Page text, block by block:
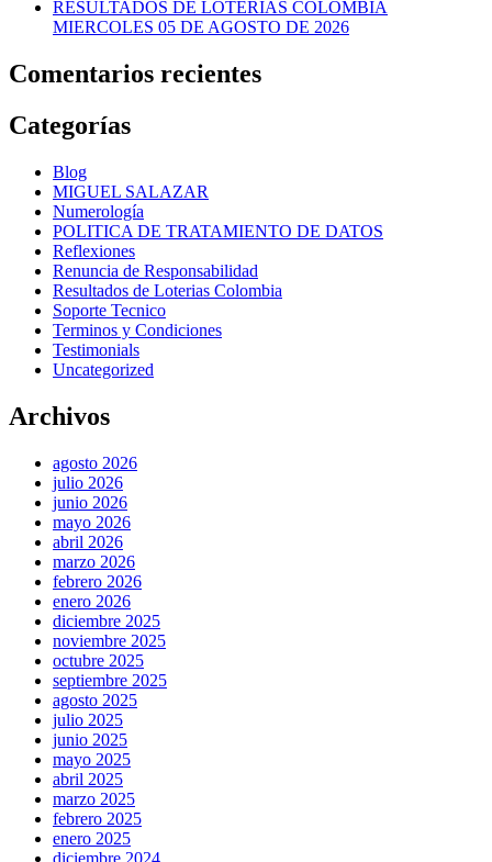
RESULTADOS DE LOTERIAS COLOMBIA
MIERCOLES 05 DE AGOSTO DE 2026
Comentarios recientes
Categorías
Blog
MIGUEL SALAZAR
Numerología
POLITICA DE TRATAMIENTO DE DATOS
Reflexiones
Renuncia de Responsabilidad
Resultados de Loterias Colombia
Soporte Tecnico
Terminos y Condiciones
Testimonials
Uncategorized
Archivos
agosto 2026
julio 2026
junio 2026
mayo 2026
abril 2026
marzo 2026
febrero 2026
enero 2026
diciembre 2025
noviembre 2025
octubre 2025
septiembre 2025
agosto 2025
julio 2025
junio 2025
mayo 2025
abril 2025
marzo 2025
febrero 2025
enero 2025
diciembre 2024